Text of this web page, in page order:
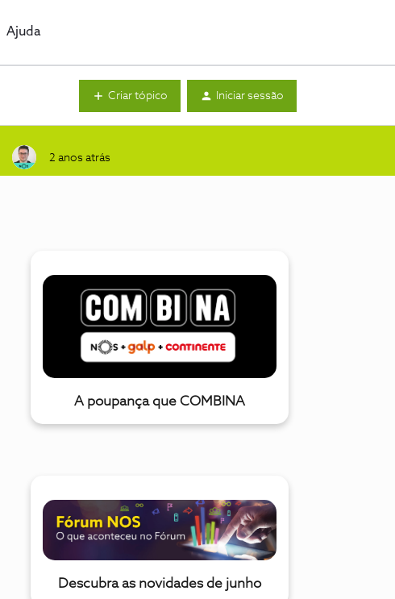
Ajuda
Criar tópico Iniciar sessão
2 anos atrás
A poupança que COMBINA
Descubra as novidades de junho